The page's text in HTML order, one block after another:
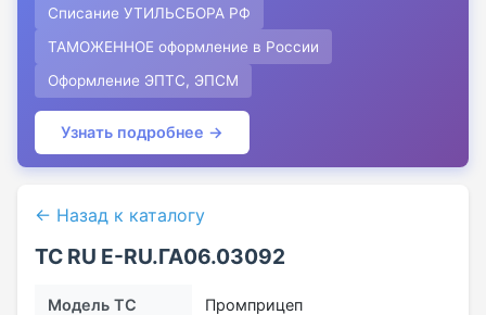
Списание УТИЛЬСБОРА РФ
ТАМОЖЕННОЕ оформление в России
Оформление ЭПТС, ЭПСМ
Узнать подробнее →
← Назад к каталогу
ТС RU Е-RU.ГА06.03092
Модель ТС Промприцеп